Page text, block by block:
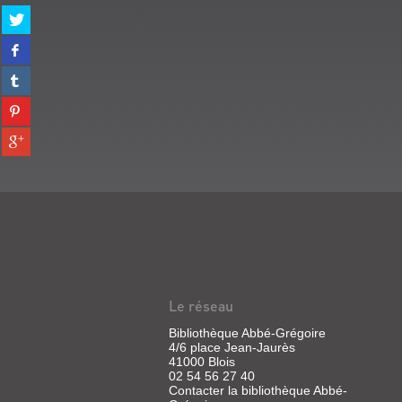
Partager
sur
twitter
(Nouvelle
fenêtre)
Partager
sur
facebook
(Nouvelle
fenêtre)
Partager
sur
tumblr
(Nouvelle
fenêtre)
Partager
sur
pinterest
(Nouvelle
Partager
sur
Le réseau
Bibliothèque Abbé-Grégoire
4/6 place Jean-Jaurès
41000 Blois
02 54 56 27 40
Contacter la bibliothèque Abbé-